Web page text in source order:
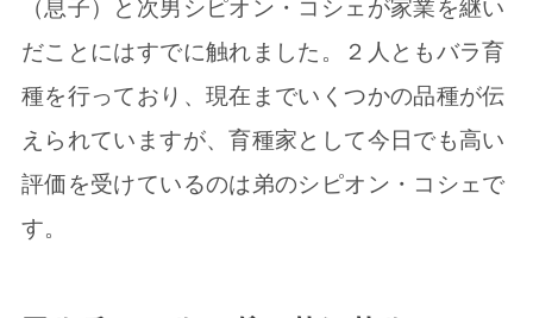
（息子）と次男シピオン・コシェが家業を継い
だことにはすでに触れました。２人ともバラ育
種を行っており、現在までいくつかの品種が伝
えられていますが、育種家として今日でも高い
評価を受けているのは弟のシピオン・コシェで
す。